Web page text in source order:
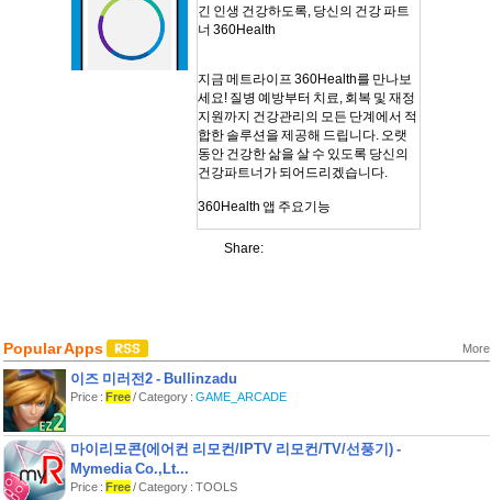
긴 인생 건강하도록, 당신의 건강 파트
너 360Health
지금 메트라이프 360Health를 만나보
세요! 질병 예방부터 치료, 회복 및 재정
지원까지 건강관리의 모든 단계에서 적
합한 솔루션을 제공해 드립니다. 오랫
동안 건강한 삶을 살 수 있도록 당신의
건강파트너가 되어드리겠습니다.
360Health 앱 주요기능
건강체크 및 AI 헬스리포트
혈관건강 10초 체크
추가적인 장비 없이 스마트폰 카메라로
나의 심혈관 건강 위험도 뿐만 아니라
향후 20년 이내 심혈관 위험도 제공해
드립니다
Share:
Popular Apps More
이즈 미러전2 - Bullinzadu
Price : Free/ Category : GAME_ARCADE
마이리모콘(에어컨 리모컨/IPTV 리모컨/TV/선풍기) -
Mymedia Co.,Lt...
Price : Free/ Category : TOOLS